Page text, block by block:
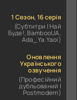
1 Сезон, 16 серія
(Субтитри | Най
Буде!, BambooUA,
Ada_Ya.Yaoi)
Оновлення
Українського
озвучення
(Професійний
дубльований |
Postmodern)